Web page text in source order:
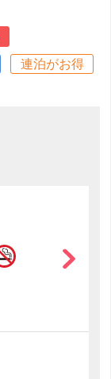
連泊がお得